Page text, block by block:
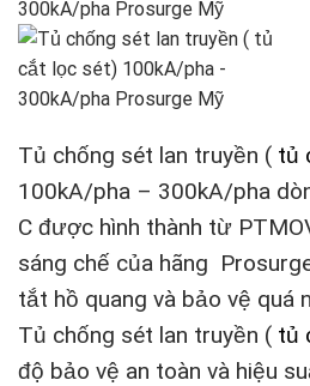
Tủ chống sét lan truyền ( tủ
100kA/pha – 300kA/pha
C được hình thành từ
sáng chế của hãng
tắt hồ quang và bảo vệ quá
Tủ chống sét lan truyền ( tủ
độ bảo vệ an toàn và hiệu